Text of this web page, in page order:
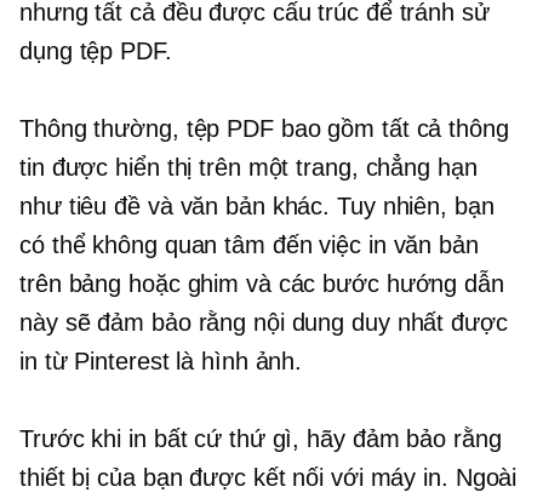
nhưng tất cả đều được cấu trúc để tránh sử
dụng tệp PDF.
Thông thường, tệp PDF bao gồm tất cả thông
tin được hiển thị trên một trang, chẳng hạn
như tiêu đề và văn bản khác. Tuy nhiên, bạn
có thể không quan tâm đến việc in văn bản
trên bảng hoặc ghim và các bước hướng dẫn
này sẽ đảm bảo rằng nội dung duy nhất được
in từ Pinterest là hình ảnh.
Trước khi in bất cứ thứ gì, hãy đảm bảo rằng
thiết bị của bạn được kết nối với máy in. Ngoài